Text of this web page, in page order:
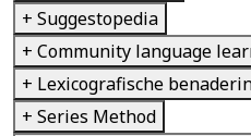
+ Suggestopedia
+ Community language
+ Lexicografische
+ Series Method